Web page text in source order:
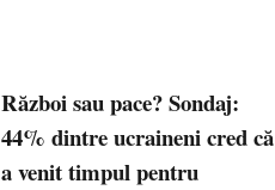
Război sau pace? Sondaj:
44% dintre ucraineni cred că
a venit timpul pentru